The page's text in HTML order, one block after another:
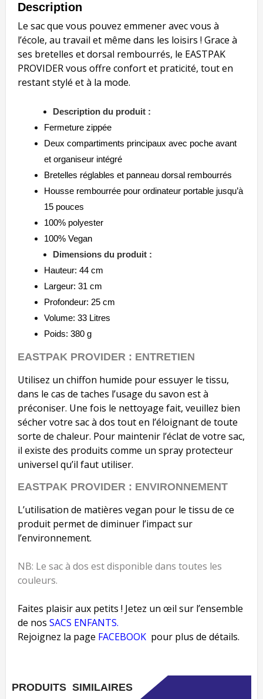
Description
Le sac que vous pouvez emmener avec vous à
l’école, au travail et même dans les loisirs ! Grace à
ses bretelles et dorsal rembourrés, le EASTPAK
PROVIDER vous offre confort et praticité, tout en
restant stylé et à la mode.
Description du produit :
Fermeture zippée
Deux compartiments principaux avec poche avant
et organiseur intégré
Bretelles réglables et panneau dorsal rembourrés
Housse rembourrée pour ordinateur portable jusqu’à
15 pouces
100% polyester
100% Vegan
Dimensions du produit :
Hauteur: 44 cm
Largeur: 31 cm
Profondeur: 25 cm
Volume: 33 Litres
Poids: 380 g
EASTPAK PROVIDER : ENTRETIEN
Utilisez un chiffon humide pour essuyer le tissu,
dans le cas de taches l’usage du savon est à
préconiser. Une fois le nettoyage fait, veuillez bien
sécher votre sac à dos tout en l’éloignant de toute
sorte de chaleur. Pour maintenir l’éclat de votre sac,
il existe des produits comme un spray protecteur
universel qu’il faut utiliser.
EASTPAK PROVIDER : ENVIRONNEMENT
L’utilisation de matières vegan pour le tissu de ce
produit permet de diminuer l’impact sur
l’environnement.
NB: Le sac à dos est disponible dans toutes les
couleurs.
Faites plaisir aux petits ! Jetez un œil sur l’ensemble
de nos SACS ENFANTS.
Rejoignez la page FACEBOOK pour plus de détails.
PRODUITS SIMILAIRES